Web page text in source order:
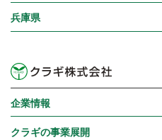
兵庫県
企業情報
クラギの事業展開